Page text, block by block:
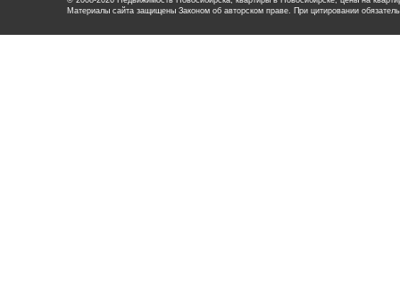
Материалы сайта защищены Законом об авторском праве. При цитировании